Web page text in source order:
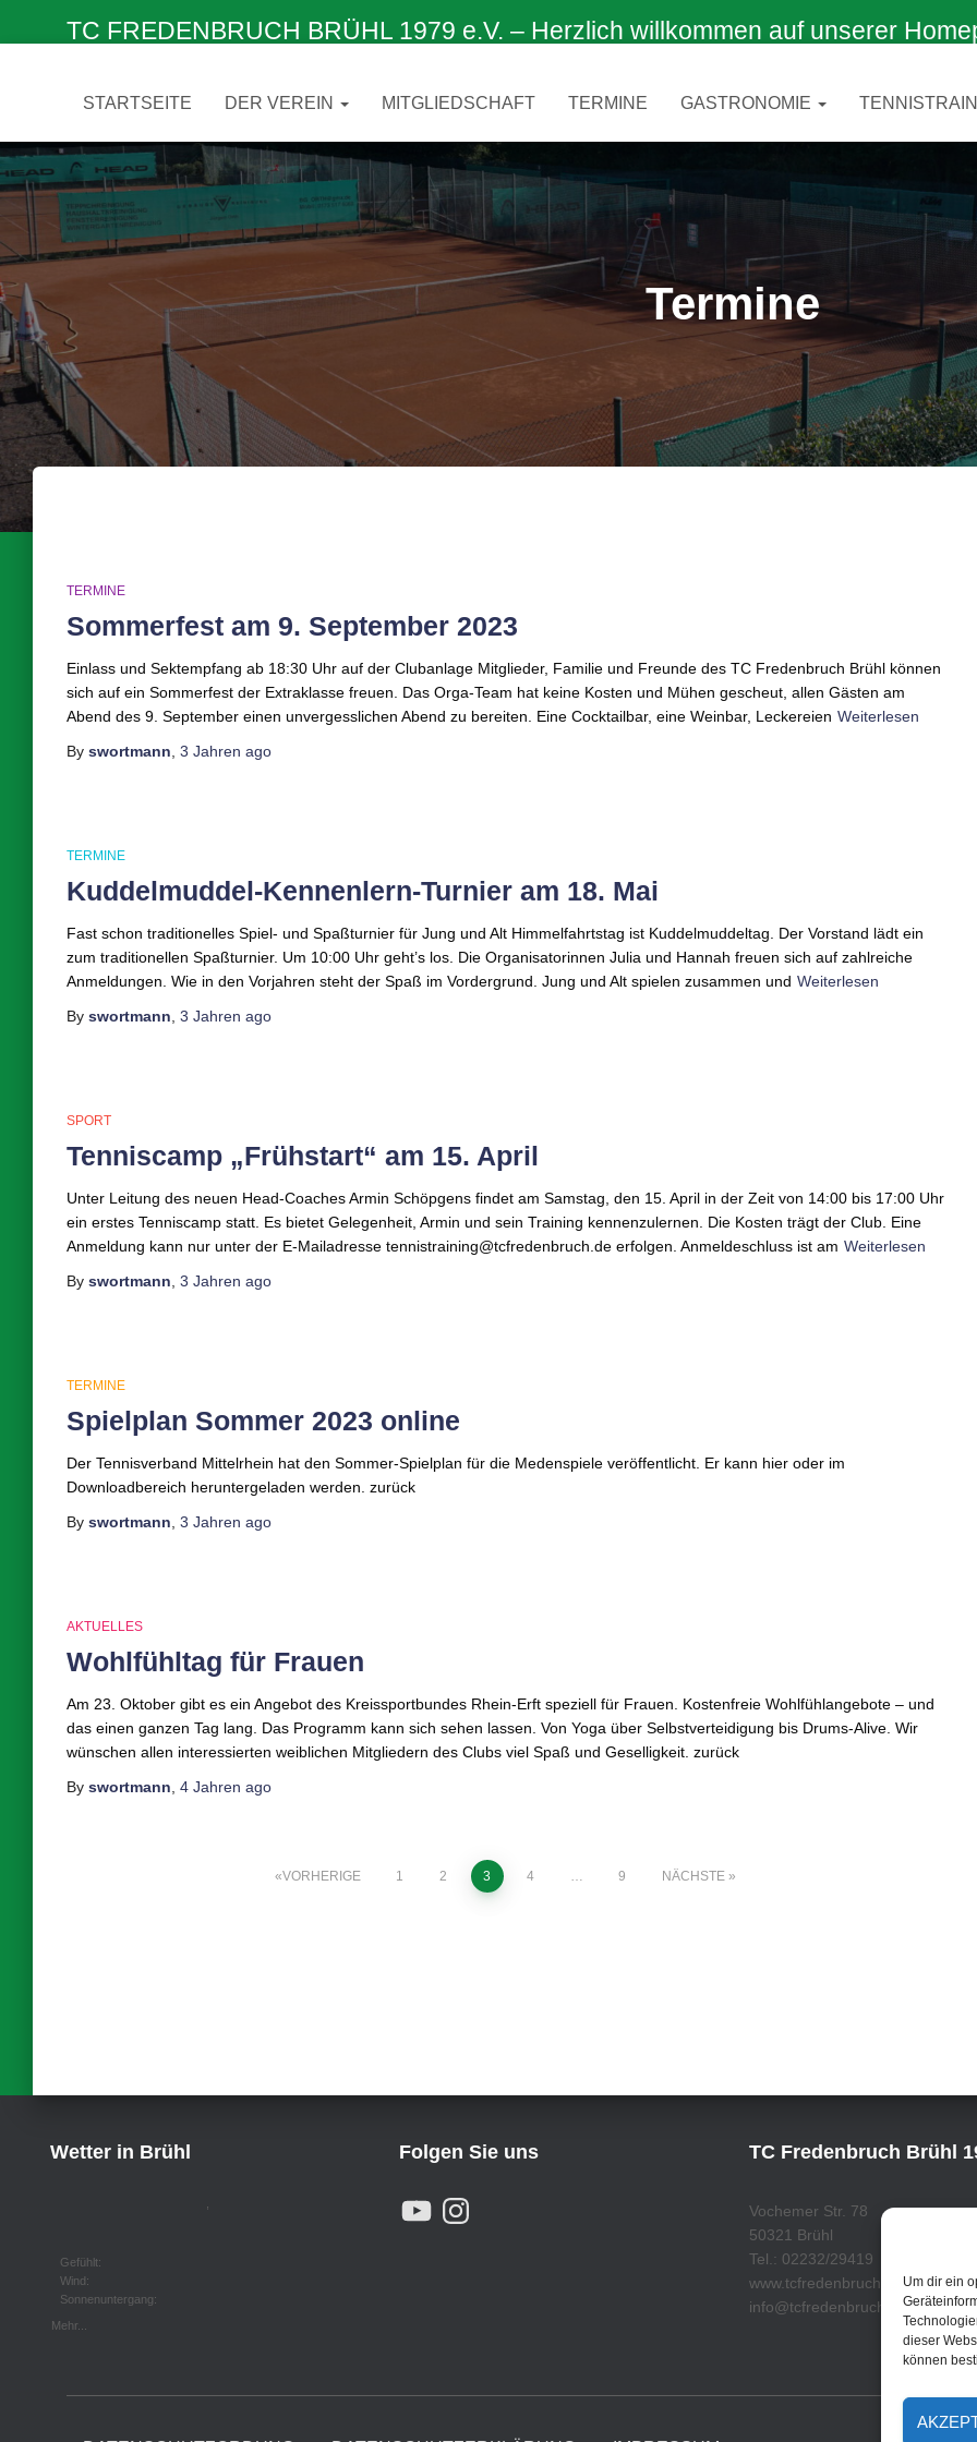
Um dir ein
dieser
können
TC FREDENBRUCH BRÜHL 1979 e.V. – Herzlich willkommen auf unserer
STARTSEITE DER VEREIN MITGLIEDSCHAFT TERMINE GASTRONOMIE
Termine
TERMINE
Sommerfest am 9. September 2023
Einlass und Sektempfang ab 18:30 Uhr auf der Clubanlage Mitglieder, Familie und Freunde des TC Fredenbruch Brühl können
sich auf ein Sommerfest der Extraklasse freuen. Das Orga-Team hat keine Kosten und Mühen gescheut, allen Gästen am
Abend des 9. September einen unvergesslichen Abend zu bereiten. Eine Cocktailbar, eine Weinbar, Leckereien Weiterlesen
By swortmann 3 Jahren ago
TERMINE
Kuddelmuddel-Kennenlern-Turnier am 18. Mai
Fast schon traditionelles Spiel- und Spaßturnier für Jung und Alt Himmelfahrtstag ist Kuddelmuddeltag. Der Vorstand lädt ein
zum traditionellen Spaßturnier. Um 10:00 Uhr geht’s los. Die Organisatorinnen Julia und Hannah freuen sich auf zahlreiche
Anmeldungen. Wie in den Vorjahren steht der Spaß im Vordergrund. Jung und Alt spielen zusammen und Weiterlesen
By swortmann 3 Jahren ago
SPORT
Tenniscamp „Frühstart“ am 15. April
Unter Leitung des neuen Head-Coaches Armin Schöpgens findet am Samstag, den 15. April in der Zeit von 14:00 bis 17:00 Uhr
ein erstes Tenniscamp statt. Es bietet Gelegenheit, Armin und sein Training kennenzulernen. Die Kosten trägt der Club. Eine
Anmeldung kann nur unter der E-Mailadresse tennistraining@tcfredenbruch.de erfolgen. Anmeldeschluss ist am Weiterlesen
By swortmann 3 Jahren ago
TERMINE
Spielplan Sommer 2023 online
Der Tennisverband Mittelrhein hat den Sommer-Spielplan für die Medenspiele veröffentlicht. Er kann hier oder im
Downloadbereich heruntergeladen werden. zurück
By swortmann 3 Jahren ago
AKTUELLES
Wohlfühltag für Frauen
Am 23. Oktober gibt es ein Angebot des Kreissportbundes Rhein-Erft speziell für Frauen. Kostenfreie Wohlfühlangebote – und
das einen ganzen Tag lang. Das Programm kann sich sehen lassen. Von Yoga über Selbstverteidigung bis Drums-Alive. Wir
wünschen allen interessierten weiblichen Mitgliedern des Clubs viel Spaß und Geselligkeit. zurück
By swortmann 4 Jahren ago
Seitennummerierung
VORHERIGE 1 2 3 4 … 9 NÄCHSTE
Wetter in Brühl
,
Gefühlt:
Wind:
Sonnenuntergang:
Mehr...
Folgen Sie uns
Y
O
N
TC Fredenbruch Brühl
Vochemer Str. 78
50321 Brühl
Tel.: 02232/29419
www.tcfredenbruch.de
info@tcfredenbruch.de